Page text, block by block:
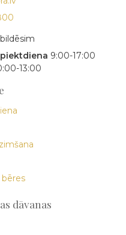
9:00-17:00
13:00
dāvanas